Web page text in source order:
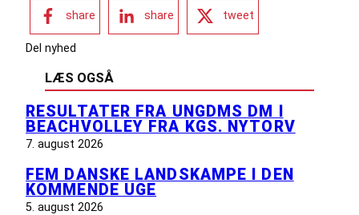
share share tweet
Del nyhed
LÆS OGSÅ
RESULTATER FRA UNGDMS DM I
BEACHVOLLEY FRA KGS. NYTORV
7. august 2026
FEM DANSKE LANDSKAMPE I DEN
KOMMENDE UGE
5. august 2026